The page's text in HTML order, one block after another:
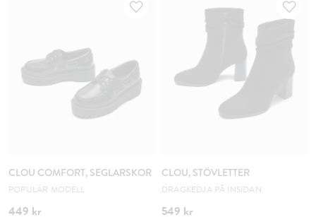
CLOU COMFORT, SEGLARSKOR
POPULÄR MODELL
449 kr
CLOU, STÖVLETTER
DRAGKEDJA PÅ INSIDAN
549 kr